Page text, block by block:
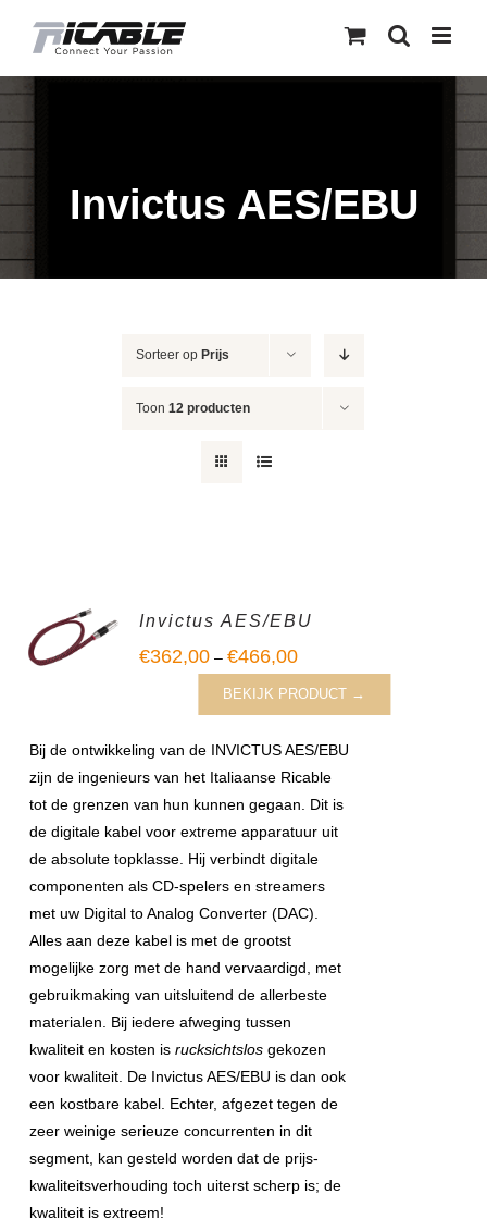
Invictus AES/EBU
Sorteer opPrijs
Toon12 producten
Invictus AES/EBU
€362,00– €466,00
BEKIJK PRODUCT →
Bij de ontwikkeling van de INVICTUS AES/EBU
zijn de ingenieurs van het Italiaanse Ricable
tot de grenzen van hun kunnen gegaan. Dit is
de digitale kabel voor extreme apparatuur uit
de absolute topklasse. Hij verbindt digitale
componenten als CD-spelers en streamers
met uw Digital to Analog Converter (DAC).
Alles aan deze kabel is met de grootst
mogelijke zorg met de hand vervaardigd, met
gebruikmaking van uitsluitend de allerbeste
materialen. Bij iedere afweging tussen
kwaliteit en kosten is rucksichtslosgekozen
voor kwaliteit. De Invictus AES/EBU is dan ook
een kostbare kabel. Echter, afgezet tegen de
zeer weinige serieuze concurrenten in dit
segment, kan gesteld worden dat de prijs-
kwaliteitsverhouding toch uiterst scherp is; de
kwaliteit is extreem!